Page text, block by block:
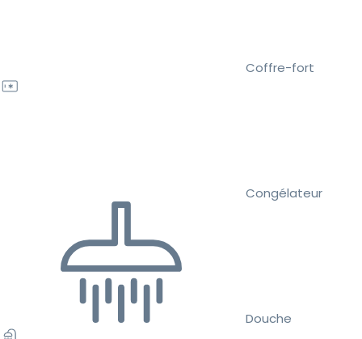
Coffre-fort
Congélateur
Douche